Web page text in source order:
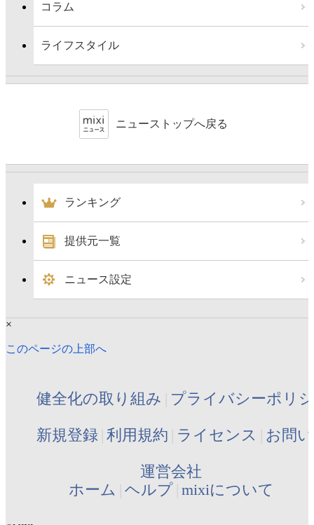
コラム
ライフスタイル
ニューストップへ戻る
ランキング
提供元一覧
ニュース設定
×
このページの上部へ
健全化の取り組み プライバシーポリ
新規登録 利用規約 ライセンス お問
運営会社
ホーム ヘルプ mixiについて